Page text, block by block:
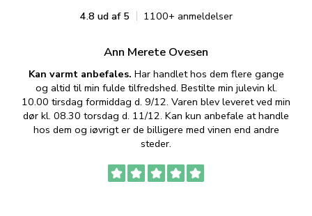
4.8 ud af 5 1100+ anmeldelser
Ann Merete Ovesen
Kan varmt anbefales. Har handlet hos dem flere gange
og altid til min fulde tilfredshed. Bestilte min julevin kl.
10.00 tirsdag formiddag d. 9/12. Varen blev leveret ved min
dør kl. 08.30 torsdag d. 11/12. Kan kun anbefale at handle
hos dem og iøvrigt er de billigere med vinen end andre
steder.